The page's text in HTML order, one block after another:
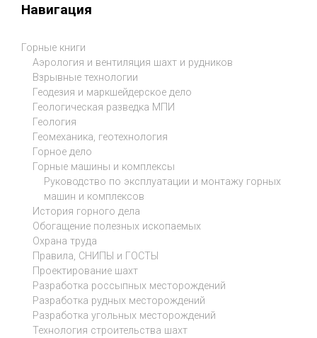
Навигация
Горные книги
Аэрология и вентиляция шахт и рудников
Взрывные технологии
Геодезия и маркшейдерское дело
Геологическая разведка МПИ
Геология
Геомеханика, геотехнология
Горное дело
Горные машины и комплексы
Руководство по эксплуатации и монтажу горных
машин и комплексов
История горного дела
Обогащение полезных ископаемых
Охрана труда
Правила, СНИПЫ и ГОСТЫ
Проектирование шахт
Разработка россыпных месторождений
Разработка рудных месторождений
Разработка угольных месторождений
Технология строительства шахт